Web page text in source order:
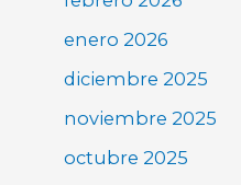
enero 2026
diciembre 2025
noviembre 2025
octubre 2025